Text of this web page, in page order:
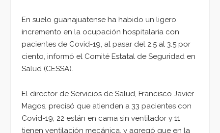
En suelo guanajuatense ha habido un ligero
incremento en la ocupación hospitalaria con
pacientes de Covid-19, al pasar del 2.5 al 3.5 por
ciento, informó el Comité Estatal de Seguridad en
Salud (CESSA).
El director de Servicios de Salud, Francisco Javier
Magos, precisó que atienden a 33 pacientes con
Covid-19; 22 están en cama sin ventilador y 11
tienen ventilación mecánica, y agregó que en la